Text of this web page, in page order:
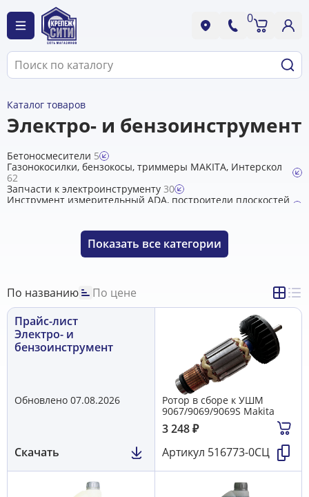
0
Каталог товаров
Электро- и бензоинструмент
Бетоносмесители 5
Газонокосилки, бензокосы, триммеры MAKITA, Интерскол
62
Запчасти к электроинструменту 30
Инструмент измерительный ADA, построители плоскостей
Лазерные уровни и др. инструмент CONDTROL
Пушки тепловые118
Сварочные инверторы, стабилизаторы РЕСАНТА
Электроинструмент BOSCH
Электроинструмент DeWalt
Электроинструмент ELITECH49
Электроинструмент HiKOKI HITACHI
Электроинструмент HUTER, Вихрь, Ресанта
Электроинструмент MAKITA
Электроинструмент REBIR
Электроинструмент и бензоинструмент STIHL, VIKING354
Электроинструмент ИНТЕРСКОЛ, Felisatti149
Показать все категории
По названию
По цене
Прайс-лист
Электро- и
бензоинструмент
Обновлено 07.08.2026
Скачать
Pотор в сборе к УШМ
9067/9069/9069S Makita
3 248₽
Артикул 516773-0СЦ